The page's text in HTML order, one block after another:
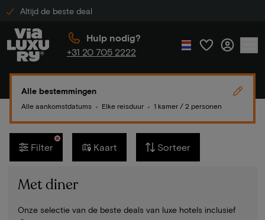
Altijd de beste deal
Hulp nodig?
+31 20 705 2222
Alle bestemmingen
Alle aankomstdatums ● Elke reisduur ● 1 kamer / 2 personen
Filter Kaart Sorteer
Met diner
Onze selectie van de beste deals van luxe hotels inclusief